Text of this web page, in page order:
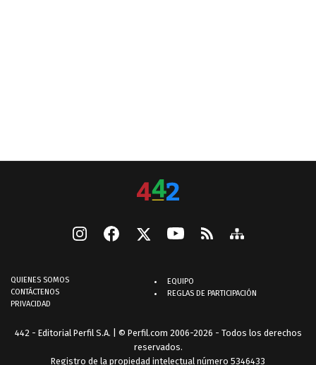
QUIENES SOMOS
CONTÁCTENOS
PRIVACIDAD
EQUIPO
REGLAS DE PARTICIPACIÓN
442 - Editorial Perfil S.A. | © Perfil.com 2006-2026 - Todos los derechos
reservados.
Registro de la propiedad intelectual número 5346433